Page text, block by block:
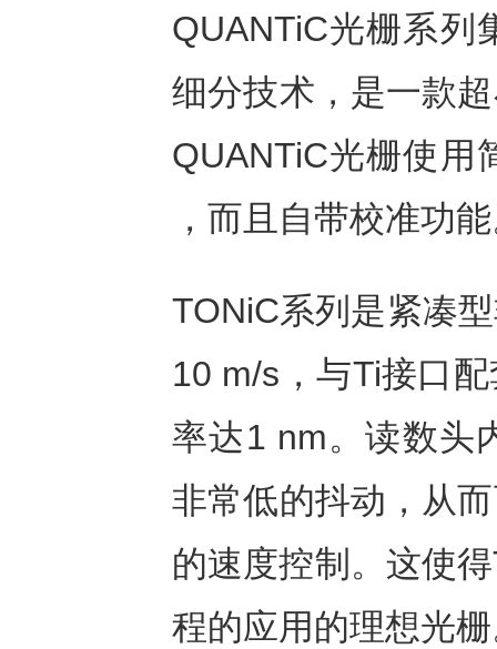
QUANTiC光栅系列
细分技术，是一款
QUANTiC光栅使用
，而且自带校准功
TONiC系列是紧凑
10 m/s，与Ti接口
率达1 nm。读数头
非常低的抖动，从
的速度控制。这使
程的应用的理想光